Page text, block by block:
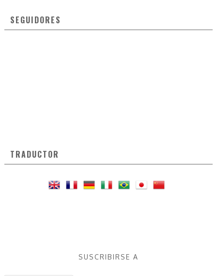
SEGUIDORES
TRADUCTOR
SUSCRIBIRSE A